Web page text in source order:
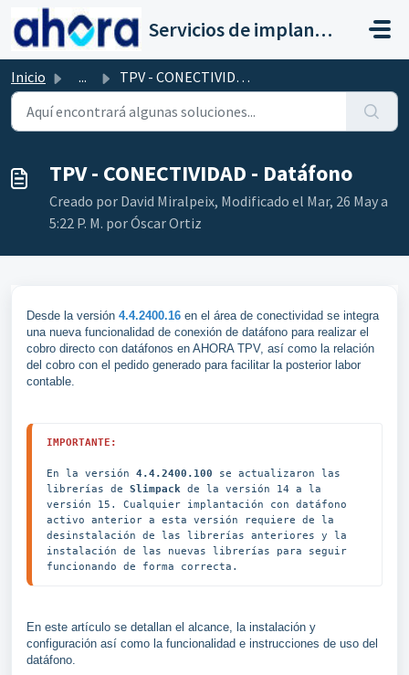
Saltar al contenido principal
Servicios de implantación a clientes de Ahora
Inicio ... TPV - CONECTIVIDAD - Datáfono
TPV - CONECTIVIDAD - Datáfono
Creado por David Miralpeix, Modificado el Mar, 26 May a
5:22 P. M. por Óscar Ortiz
Desde la versión 4.4.2400.16 en el área de conectividad se integra
una nueva funcionalidad de conexión de datáfono para realizar el
cobro directo con datáfonos en AHORA TPV, así como la relación
del cobro con el pedido generado para facilitar la posterior labor
contable.
IMPORTANTE:
En la versión 4.4.2400.100 se actualizaron las
librerías de Slimpack de la versión 14 a la
versión 15. Cualquier implantación con datáfono
activo anterior a esta versión requiere de la
desinstalación de las librerías anteriores y la
instalación de las nuevas librerías para seguir
funcionando de forma correcta.
En este artículo se detallan el alcance, la instalación y
configuración así como la funcionalidad e instrucciones de uso del
datáfono.